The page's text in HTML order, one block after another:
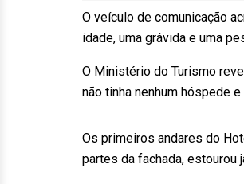
O veículo de comunicação
idade, uma grávida e uma
O Ministério do Turismo
não tinha nenhum hóspede
Os primeiros andares do
partes da fachada,